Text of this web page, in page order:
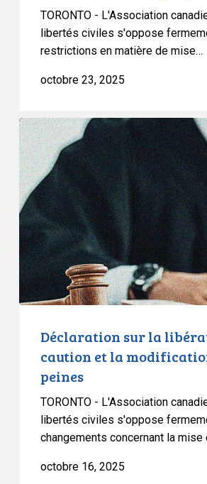
TORONTO - L'Association
libertés civiles s'oppose
restrictions en matière de mise…
octobre 23, 2025
Déclaration
sur
la
libération
sous
caution
et
la
modification
des
Déclaration sur la
caution et la
peines
TORONTO - L'Association
libertés civiles s'oppose
changements concernant la mise
octobre 16, 2025